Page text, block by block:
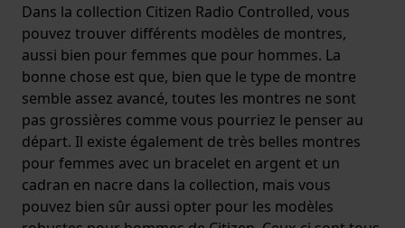
Dans la collection Citizen Radio Controlled, vous
pouvez trouver différents modèles de montres,
aussi bien pour femmes que pour hommes. La
bonne chose est que, bien que le type de montre
semble assez avancé, toutes les montres ne sont
pas grossières comme vous pourriez le penser au
départ. Il existe également de très belles montres
pour femmes avec un bracelet en argent et un
cadran en nacre dans la collection, mais vous
pouvez bien sûr aussi opter pour les modèles